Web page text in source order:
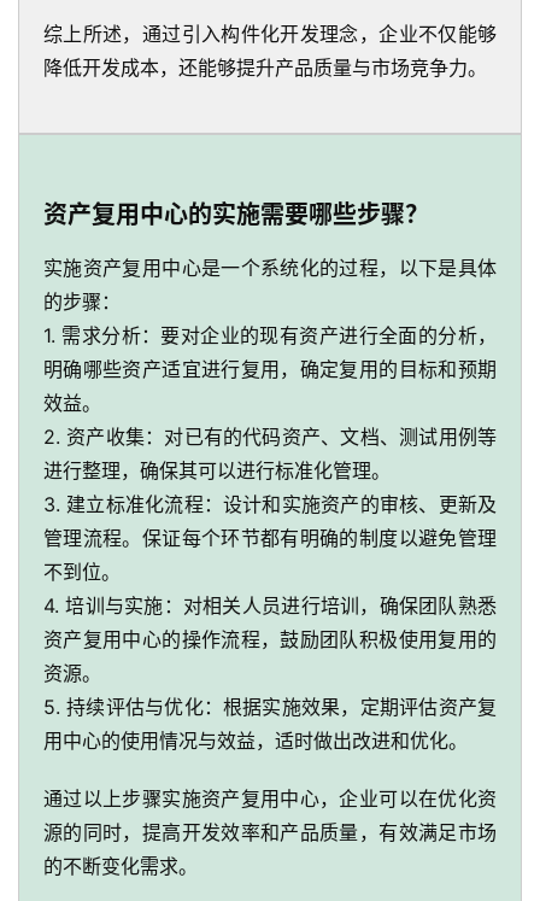
综上所述，通过引入构件化开发理念，企业不仅能够
降低开发成本，还能够提升产品质量与市场竞争力。
资产复用中心的实施需要哪些步骤？
实施资产复用中心是一个系统化的过程，以下是具体
的步骤：
1. 需求分析：要对企业的现有资产进行全面的分析，
明确哪些资产适宜进行复用，确定复用的目标和预期
效益。
2. 资产收集：对已有的代码资产、文档、测试用例等
进行整理，确保其可以进行标准化管理。
3. 建立标准化流程：设计和实施资产的审核、更新及
管理流程。保证每个环节都有明确的制度以避免管理
不到位。
4. 培训与实施：对相关人员进行培训，确保团队熟悉
资产复用中心的操作流程，鼓励团队积极使用复用的
资源。
5. 持续评估与优化：根据实施效果，定期评估资产复
用中心的使用情况与效益，适时做出改进和优化。
通过以上步骤实施资产复用中心，企业可以在优化资
源的同时，提高开发效率和产品质量，有效满足市场
的不断变化需求。